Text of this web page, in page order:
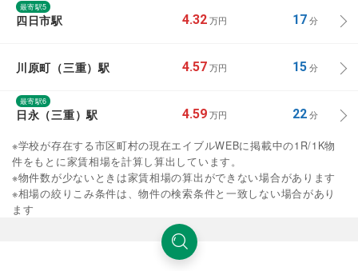
最寄駅5
四日市駅 4.32 万円 17分
川原町（三重）駅 4.57 万円 15分
最寄駅6
日永（三重）駅 4.59 万円 22分
※学校が存在する市区町村の現在エイブルWEBに掲載中の1R/1K物
件をもとに家賃相場を計算し算出しています。
※物件数が少ないときは家賃相場の算出ができない場合があります
※相場の絞りこみ条件は、物件の検索条件と一致しない場合があり
ます